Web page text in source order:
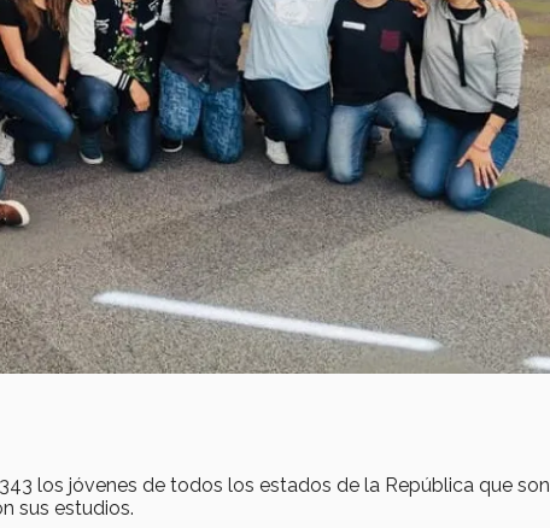
los jóvenes de todos los estados de la República que son
sus estudios.